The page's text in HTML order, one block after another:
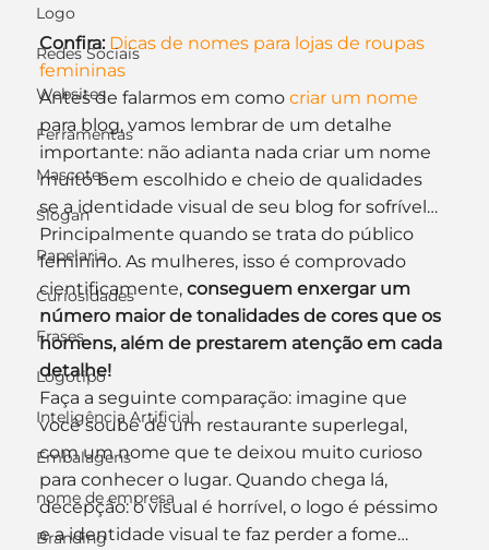
Logo
Redes Sociais
Websites
Ferramentas
Mascotes
Slogan
Papelaria
Curiosidades
Frases
Logotipo
Inteligência Artificial
Embalagens
nome de empresa
Branding
Confira: Dicas de nomes para lojas de roupas
femininas
Antes de falarmos em como criar um nome
para blog, vamos lembrar de um detalhe
importante: não adianta nada criar um nome
muito bem escolhido e cheio de qualidades
se a identidade visual de seu blog for sofrível…
Principalmente quando se trata do público
feminino. As mulheres, isso é comprovado
cientificamente, conseguem enxergar um
número maior de tonalidades de cores que os
homens, além de prestarem atenção em cada
detalhe!
Faça a seguinte comparação: imagine que
você soube de um restaurante superlegal,
com um nome que te deixou muito curioso
para conhecer o lugar. Quando chega lá,
decepção: o visual é horrível, o logo é péssimo
e a identidade visual te faz perder a fome…